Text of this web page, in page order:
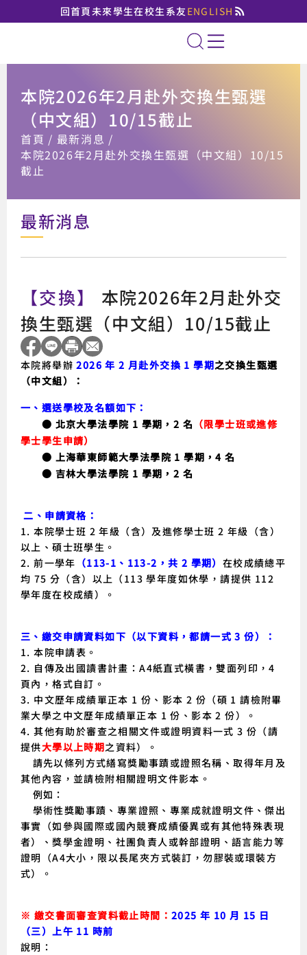
回首頁未來學生在校生系友 ENGLISH
國立臺北大學法律學系
全站搜索
本院2026年2月赴外交換生甄選
（中文組）10/15截止
:::
首頁
最新消息
本院2026年2月赴外交換生甄選（中文組）10/15
截止
最新消息
【交換】
本院2026年2月赴外交
換生甄選（中文組）10/15截止
本院將舉辦 2026 年 2 月赴外交換 1 學期之交換生甄選
（中文組）：
一、選送學校及名額如下：
● 北京大學法學院 1 學期，2 名 （限學士班或進修
學士學生申請）
● 上海華東師範大學法學院 1 學期，4 名
● 吉林大學法學院 1 學期，2 名
二、申請資格 ：
1. 本院學士班 2 年級（含）及進修學士班 2 年級（含）
以上、碩士班學生。
2. 前一學年 （113-1、113-2，共 2 學期） 在校成績總平
均 75 分（含）以上（113 學年度如休學，請提供 112
學年度在校成績）。
三、繳交申請資料如下（以下資料，都請一式 3 份）
：
1. 本院申請表。
2. 自傳及出國讀書計畫：A4紙直式橫書，雙面列印，4
頁內，格式自訂。
3. 中文歷年成績單正本 1 份、影本 2 份（碩 1 請檢附畢
業大學之中文歷年成績單正本 1 份、影本 2 份）。
4.其他有助於審查之相關文件或證明資料一式 3 份（請
提供大學以上時期之資料）。
請先以條列方式繕寫獎勵事蹟或證照名稱、取得年月及
其他內容，並請檢附相關證明文件影本。
例如：
學術性獎勵事蹟、專業證照、專業成就證明文件、傑出
事實（如參與國際或國內競賽成績優異或有其他特殊表現
者）、獎學金證明、社團負責人或幹部證明、語言能力等
證明（A4大小，限以長尾夾方式裝訂，勿膠裝或環裝方
式）。
※ 繳交書面審查資料截止時間： 2025 年 10 月 15 日
（三）上午 11 時前
說明：